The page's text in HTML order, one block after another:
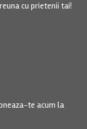
cu prietenii tai!
te acum la